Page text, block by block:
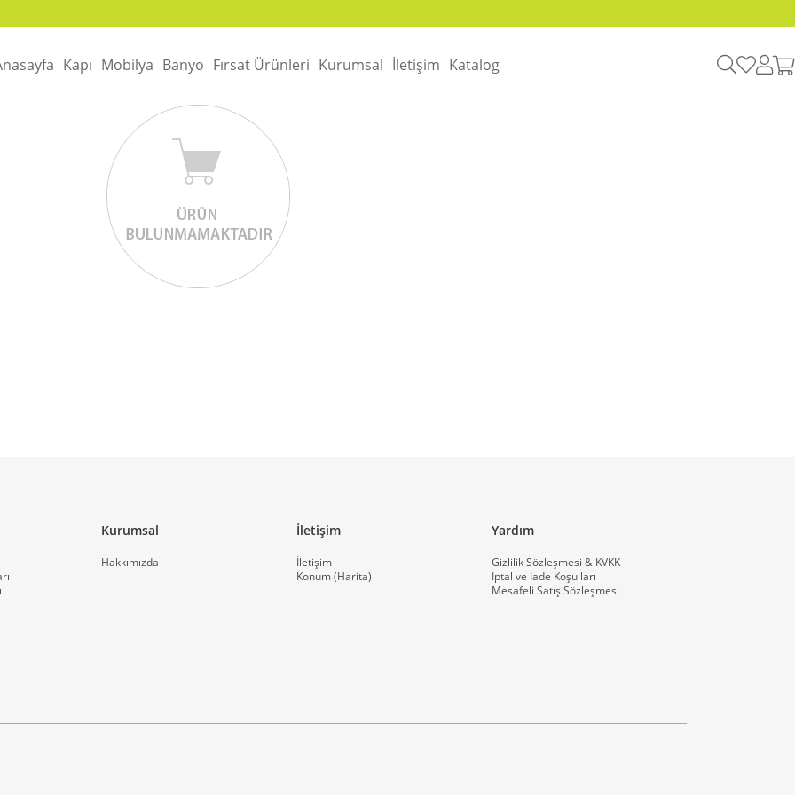
Kapı Mobilya Banyo Fırsat Ürünleri Kurumsal İletişim Katalog
Kurumsal
Hakkımızda
İletişim
İletişim
Konum (Harita)
Yardım
Gizlilik Sözleşmesi & KVKK
İptal ve İade Koşulları
Mesafeli Satış Sözleşmesi